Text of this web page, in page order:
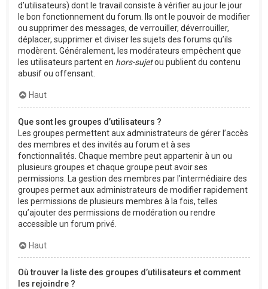
d’utilisateurs) dont le travail consiste à vérifier au jour le jour
le bon fonctionnement du forum. Ils ont le pouvoir de modifier
ou supprimer des messages, de verrouiller, déverrouiller,
déplacer, supprimer et diviser les sujets des forums qu’ils
modèrent. Généralement, les modérateurs empêchent que
les utilisateurs partent en hors-sujetou publient du contenu
abusif ou offensant.
Haut
Que sont les groupes d’utilisateurs ?
Les groupes permettent aux administrateurs de gérer l’accès
des membres et des invités au forum et à ses
fonctionnalités. Chaque membre peut appartenir à un ou
plusieurs groupes et chaque groupe peut avoir ses
permissions. La gestion des membres par l’intermédiaire des
groupes permet aux administrateurs de modifier rapidement
les permissions de plusieurs membres à la fois, telles
qu’ajouter des permissions de modération ou rendre
accessible un forum privé.
Haut
Où trouver la liste des groupes d’utilisateurs et comment
les rejoindre ?